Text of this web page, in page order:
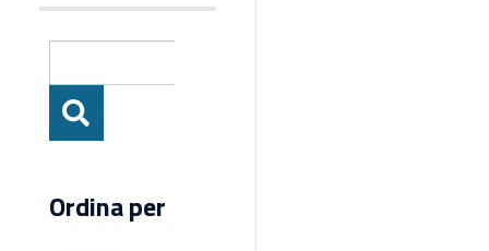
Ordina per